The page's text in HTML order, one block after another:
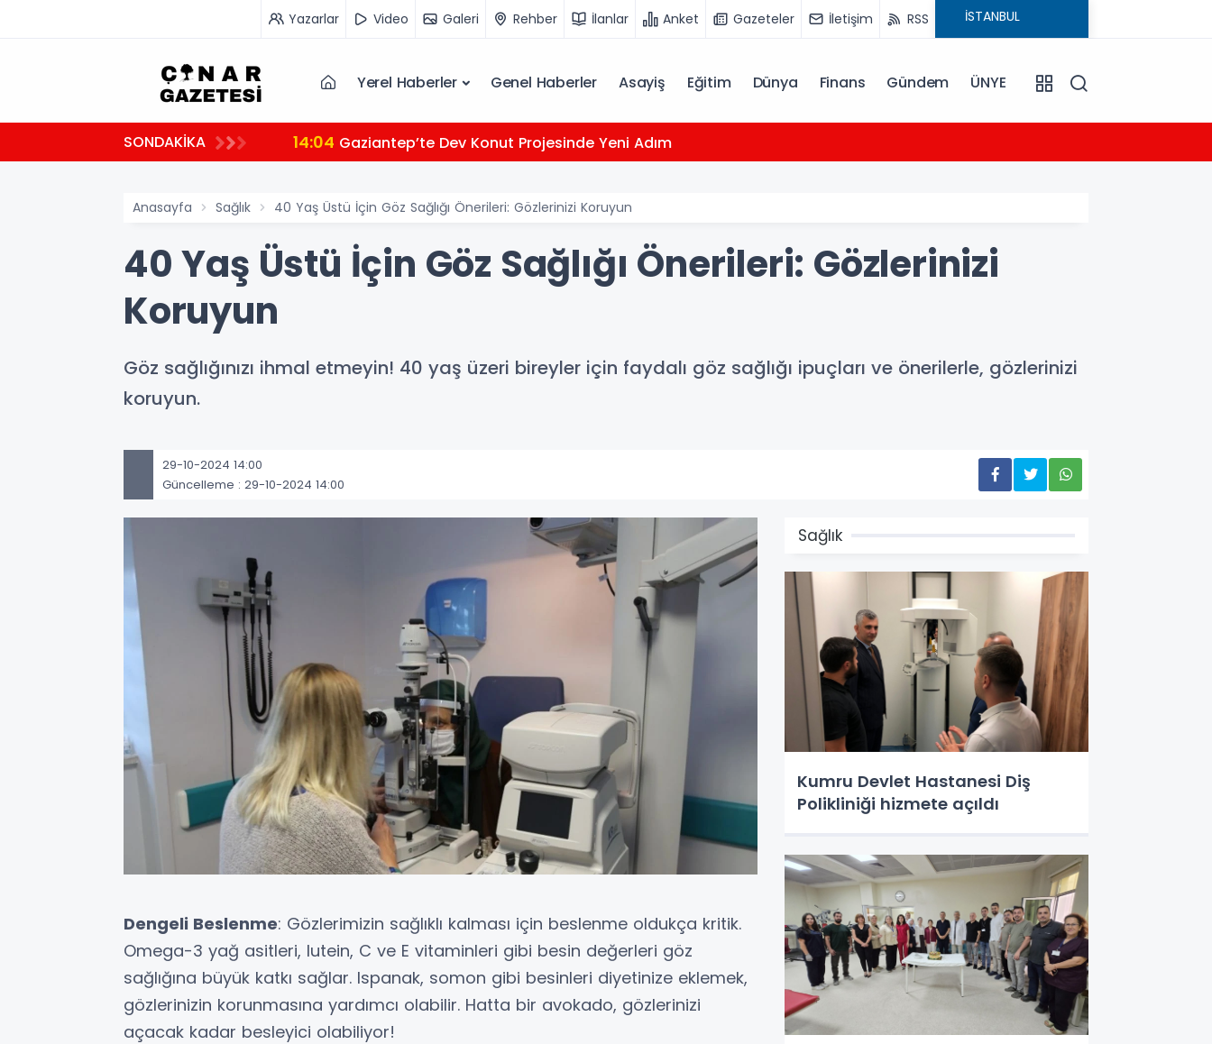
Yazarlar Video Galeri Rehber İlanlar Anket Gazeteler İletişim RSS
Yerel Haberler Genel Haberler Asayiş Eğitim Dünya Finans Gündem ÜNYE
SONDAKİKA 14:04 Gaziantep’te Dev Konut Projesinde Yeni Adım
Anasayfa Sağlık 40 Yaş Üstü İçin Göz Sağlığı Önerileri: Gözlerinizi Koruyun
40 Yaş Üstü İçin Göz Sağlığı Önerileri: Gözlerinizi
Koruyun
Göz sağlığınızı ihmal etmeyin! 40 yaş üzeri bireyler için faydalı göz sağlığı ipuçları ve önerilerle, gözlerinizi
koruyun.
29-10-2024 14:00
Güncelleme : 29-10-2024 14:00
Dengeli Beslenme: Gözlerimizin sağlıklı kalması için beslenme oldukça kritik.
Omega-3 yağ asitleri, lutein, C ve E vitaminleri gibi besin değerleri göz
sağlığına büyük katkı sağlar. Ispanak, somon gibi besinleri diyetinize eklemek,
gözlerinizin korunmasına yardımcı olabilir. Hatta bir avokado, gözlerinizi
açacak kadar besleyici olabiliyor!
Sağlık
Kumru Devlet Hastanesi Diş
Polikliniği hizmete açıldı